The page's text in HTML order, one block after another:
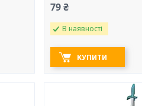
79 ₴
В наявності
КУПИТИ